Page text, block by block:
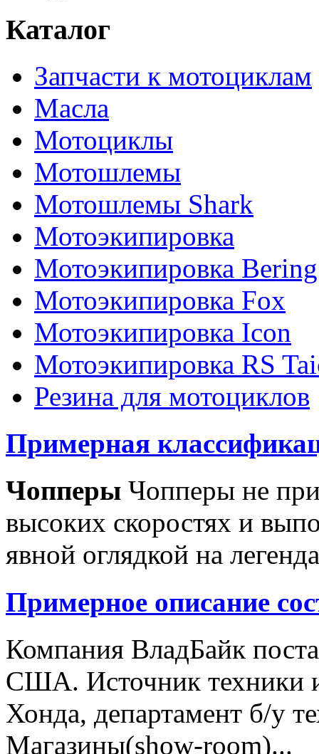
Каталог
Запчасти к мотоциклам
Масла
Мотоциклы
Мотошлемы
Мотошлемы Shark
Мотоэкипировка
Мотоэкипировка Bering
Мотоэкипировка Fox
Мотоэкипировка Icon
Мотоэкипировка RS
Резина для мотоциклов
Примерная
Чопперы Чопперы не
высоких скоростях и
явной оглядкой на
Примерное описание
Компания ВладБайк
США. Источник техники
Хонда, департамент б/у
Магазины(show-room)...